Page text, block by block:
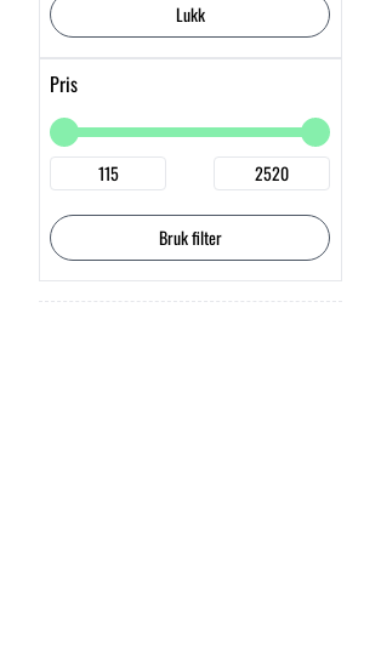
Lukk
Pris
Bruk filter